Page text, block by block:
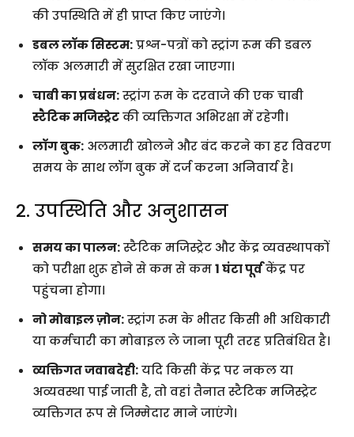
की उपस्थिति में ही प्राप्त किए जाएंगे।
डबल लॉक सिस्टम:प्रश्न-पत्रों को स्ट्रांग रूम की डबल
लॉक अलमारी में सुरक्षित रखा जाएगा।
चाबी का प्रबंधन:स्ट्रांग रूम के दरवाजे की एक चाबी
स्टैटिक मजिस्ट्रेटकी व्यक्तिगत अभिरक्षा में रहेगी।
लॉग बुक: अलमारी खोलने और बंद करने का हर विवरण
समय के साथ लॉग बुक में दर्ज करना अनिवार्य है।
2. उपस्थिति और अनुशासन
समय का पालन:स्टैटिक मजिस्ट्रेट और केंद्र व्यवस्थापकों
को परीक्षा शुरू होने से कम से कम1 घंटा पूर्वकेंद्र पर
पहुंचना होगा।
नो मोबाइल ज़ोन:स्ट्रांग रूम के भीतर किसी भी अधिकारी
या कर्मचारी का मोबाइल ले जाना पूरी तरह प्रतिबंधित है।
व्यक्तिगत जवाबदेही:यदि किसी केंद्र पर नकल या
अव्यवस्था पाई जाती है, तो वहां तैनात स्टैटिक मजिस्ट्रेट
व्यक्तिगत रूप से जिम्मेदार माने जाएंगे।